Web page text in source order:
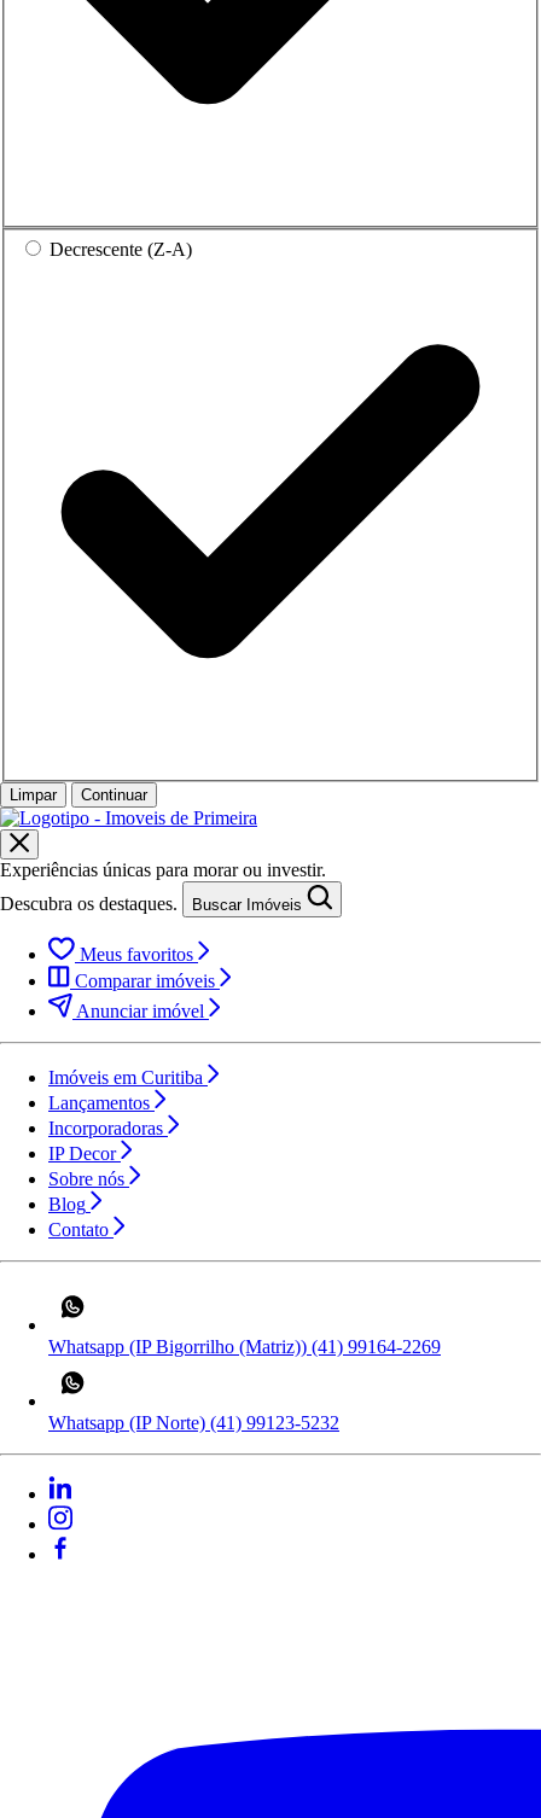
Decrescente (Z-A)
Limpar Continuar
Experiências únicas para morar ou investir.
Descubra os destaques.
Buscar Imóveis
Meus favoritos
Comparar imóveis
Anunciar imóvel
Imóveis em Curitiba
Lançamentos
Incorporadoras
IP Decor
Sobre nós
Blog
Contato
Whatsapp (IP Bigorrilho (Matriz)) (41) 99164-2269
Whatsapp (IP Norte) (41) 99123-5232